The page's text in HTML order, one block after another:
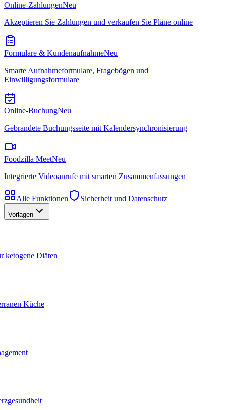
Online-ZahlungenNeu
Akzeptieren Sie Zahlungen und verkaufen Sie Pläne online
Formulare & KundenaufnahmeNeu
Smarte Aufnahmeformulare, Fragebögen und
Einwilligungsformulare
Online-BuchungNeu
Gebrandete Buchungsseite mit Kalendersynchronisierung
Foodzilla MeetNeu
Integrierte Videoanrufe mit smarten Zusammenfassungen
Alle Funktionen Sicherheit und Datenschutz
Vorlagen
ketogene Diäten
Küche